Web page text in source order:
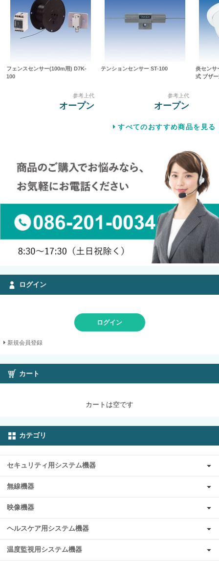
フェンスセンサー(100m用) D7K-
100
参考上代
オープン
テンションセンサー ST-100
参考上代
オープン
炎センサ
式 ブザ
すべてのおすすめ商品を見る
ログイン
ログイン
新規会員登録
カート
カートは空です
カテゴリ
セキュリティ用システム機器
無線機器
映像機器
ヘルスケア用システム機器
温度監視用システム機器